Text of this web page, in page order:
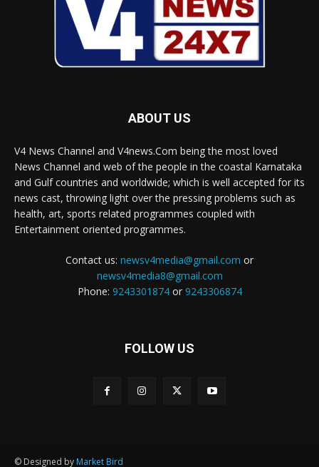
ABOUT US
V4 News Channel and V4news.Com being the most loved
News Channel and web of the people in the coastal Karnataka
and Gulf countries and worldwide; which is well accepted for its
news cast, throwing light over the pressing problems such as
health, art, sports related programmes coupled with
Entertainment oriented programmes.
Contact us: newsv4media@gmail.com or
newsv4media8@gmail.com
Phone: 9243301874or 9243306874
FOLLOW US
© Designed by Market Bird